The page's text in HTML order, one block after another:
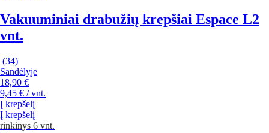
Vakuuminiai drabužių krepšiai Espace L2
vnt.
(34)
Sandėlyje
18,90 €
9,45 € / vnt.
Į krepšelį
Į krepšelį
rinkinys 6 vnt.